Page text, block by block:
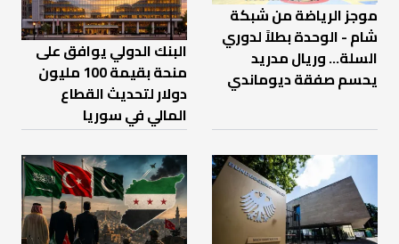
موجز الرياضة من شبكة
شام - الوحدة بطلاً لدوري
السلة... وريال مدريد
يحسم صفقة ديوماندي
البنك الدولي يوافق على
منحة بقيمة 100 مليون
دولار لتحديث القطاع
المالي في سوريا